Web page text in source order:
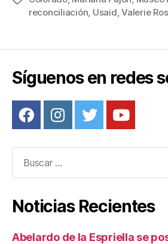
e
o
k
er
e
p
tir
reconciliación, Usaid,Valerie
Síguenos en redes
Noticias Recientes
Abelardo de la Espriella se